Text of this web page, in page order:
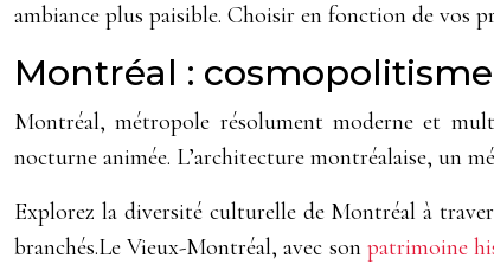
ambiance plus paisible. Choisir en fonction de vos
Montréal :
Montréal, métropole résolument moderne et
nocturne animée. L’architecture montréalaise, un
Explorez la diversité culturelle de Montréal à
branchés.Le Vieux-Montréal, avec son patrimoine